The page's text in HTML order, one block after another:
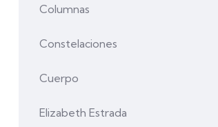
Columnas
Constelaciones
Cuerpo
Elizabeth Estrada